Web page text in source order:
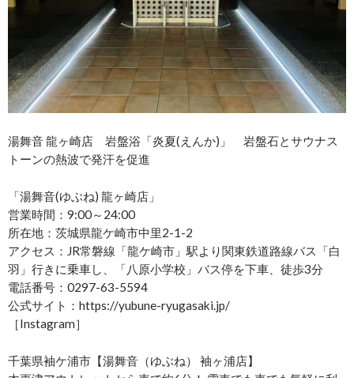
湯舞音 龍ヶ崎店 岩盤浴「炎夏(えんか)」 岩盤石とサウナス
トーンの熱波で発汗を促進
「湯舞音(ゆぶね) 龍ヶ崎店」
営業時間：9:00～24:00
所在地：茨城県龍ケ崎市中里2-1-2
アクセス：JR常磐線「龍ケ崎市」駅より関東鉄道路線バス「白
羽」行きに乗車し、「八原小学校」バス停を下車、徒歩3分
電話番号：0297-63-5594
公式サイト：https://yubune-ryugasaki.jp/
［Instagram］
千葉県袖ケ浦市【湯舞音（ゆぶね） 袖ヶ浦店】